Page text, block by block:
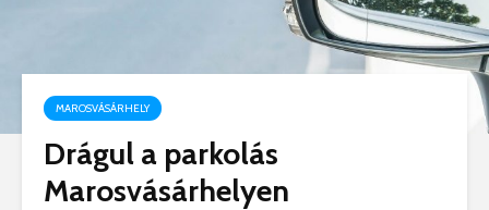
MAROSVÁSÁRHELY
Drágul a parkolás
Marosvásárhelyen